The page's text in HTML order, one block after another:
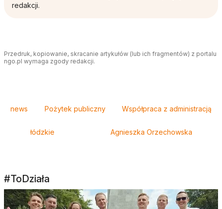
redakcji.
Przedruk, kopiowanie, skracanie artykułów (lub ich fragmentów) z portalu
ngo.pl wymaga zgody redakcji.
news Pożytek publiczny Współpraca z administracją
łódzkie Agnieszka Orzechowska
#ToDziała